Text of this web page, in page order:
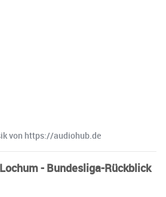
von https://audiohub.de
- Bundesliga-Rückblick